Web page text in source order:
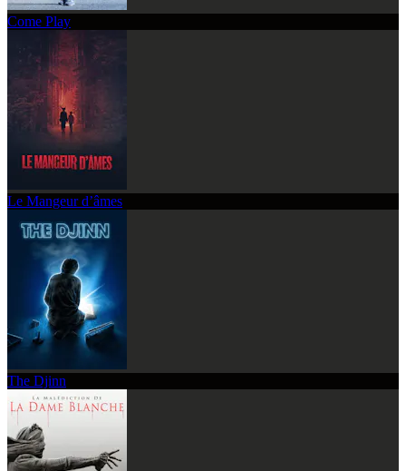
Come Play
Le Mangeur d’âmes
The Djinn